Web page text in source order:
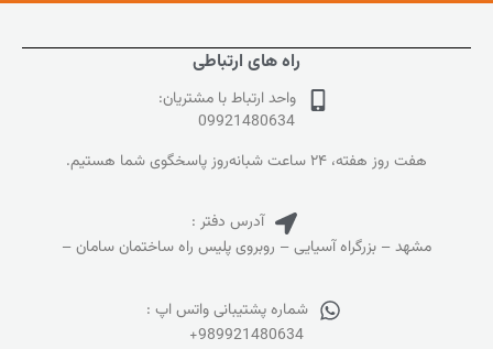
راه های ارتباطی
واحد ارتباط با مشتریان:
09921480634
هفت روز هفته، ۲۴ ساعت شبانه‌روز پاسخگوی شما هستیم.
آدرس دفتر :
مشهد – بزرگراه آسیایی – روبروی پلیس راه ساختمان سامان –
شماره پشتیبانی واتس اپ :
+989921480634